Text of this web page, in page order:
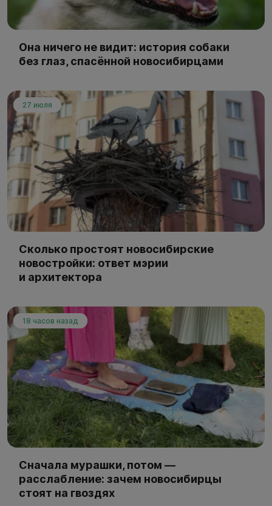
Она ничего не видит: история собаки
без глаз, спасённой новосибирцами
27 июля
Сколько простоят новосибирские
новостройки: ответ мэрии
и архитектора
18 часов назад
Сначала мурашки, потом —
расслабление: зачем новосибирцы
стоят на гвоздях